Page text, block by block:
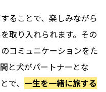
ることで、楽しみながら
取り入れられます。その
コミュニケーションをた
と犬がパートナーとな
で、 一生を一緒に旅する